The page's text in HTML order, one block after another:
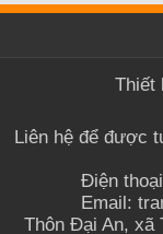
Thiết
Liên hệ để được
Điện
Email:
Thôn Đại An, xã